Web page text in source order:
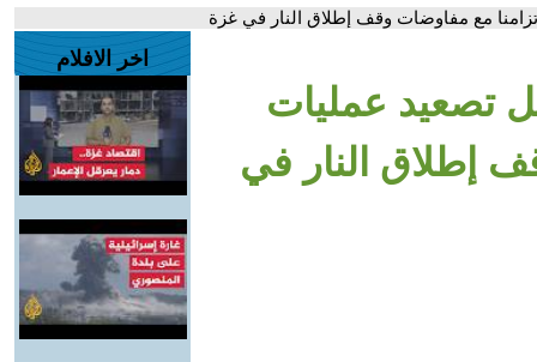
مع مفاوضات وقف إطلاق النار في غزة
تصعيد عمليات
إطلاق النار في
اخر الافلام